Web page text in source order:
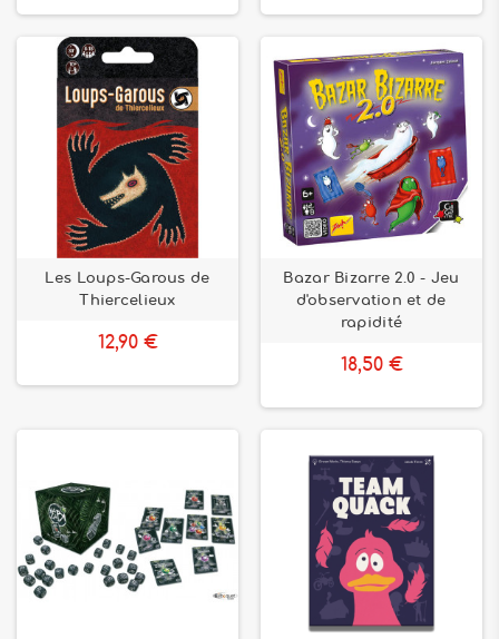
Les Loups-Garous de
Thiercelieux
12,90 €
Bazar Bizarre 2.0 - Jeu
d'observation et de
rapidité
18,50 €